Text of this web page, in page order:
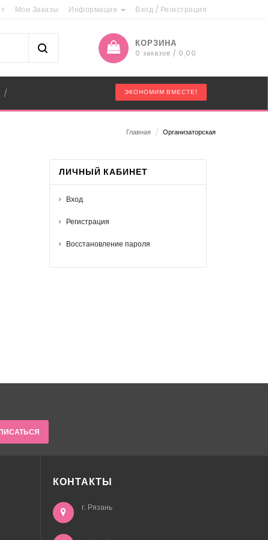
Мои Заказы Информация Вход / Регистрация
КОРЗИНА
0 заказов / 0,00
/ ЭКОНОМИМ ВМЕСТЕ!
Главная / Организаторская
ЛИЧНЫЙ КАБИНЕТ
Вход
Регистрация
Восстановление пароля
КОНТАКТЫ
г. Рязань